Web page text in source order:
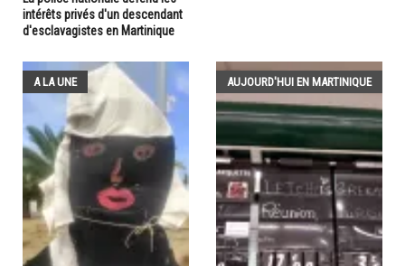
intérêts privés d'un descendant
d'esclavagistes en Martinique
A LA UNE AUJOURD'HUI EN MARTINIQUE